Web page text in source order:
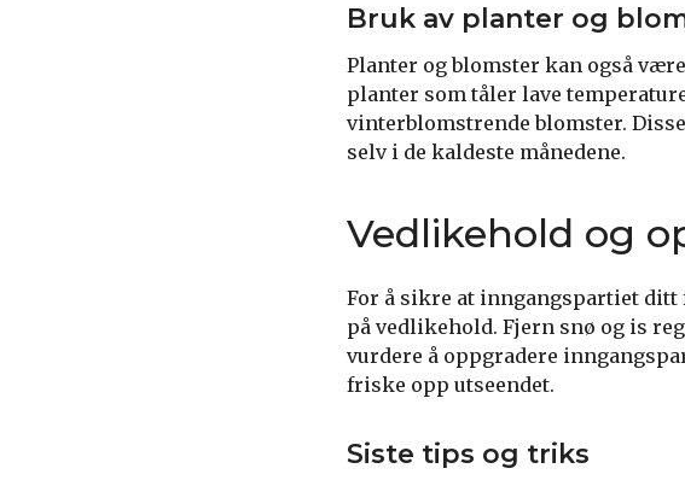
Bruk av planter og
Planter og blomster kan også
planter som tåler lave
vinterblomstrende blomster.
selv i de kaldeste månedene.
Vedlikehold og
For å sikre at inngangspartiet
på vedlikehold. Fjern snø og is
vurdere å oppgradere
friske opp utseendet.
Siste tips og triks